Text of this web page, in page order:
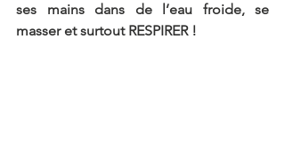
ses mains dans de l’eau froide, se
masser et surtout RESPIRER !